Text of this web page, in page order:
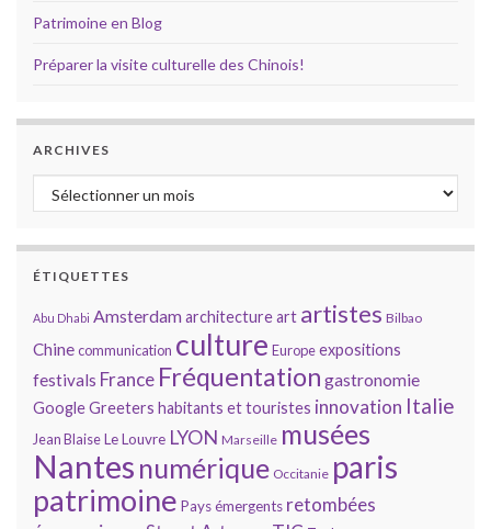
Patrimoine en Blog
Préparer la visite culturelle des Chinois!
ARCHIVES
Archives
ÉTIQUETTES
Abu Dhabi Amsterdamarchitectureart artistes Bilbao
Chinecommunication culture Europeexpositions
festivals France Fréquentation gastronomie
GoogleGreeters habitants et touristes innovation Italie
Jean BlaiseLe Louvre LYON Marseille musées
Nantes numérique Occitanie paris
patrimoine Pays émergents retombées